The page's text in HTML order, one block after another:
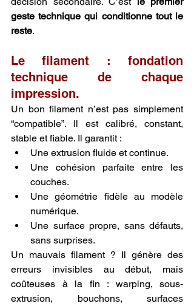
geste technique qui conditionne tout le
reste.
Le filament : fondation
technique de chaque
impression.
Un bon filament n’est pas simplement
“compatible”. Il est calibré, constant,
stable et fiable. Il garantit :
Une extrusion fluide et continue.
Une cohésion parfaite entre les
couches.
Une géométrie fidèle au modèle
numérique.
Une surface propre, sans défauts,
sans surprises.
Un mauvais filament ? Il génère des
erreurs invisibles au début, mais
coûteuses à la fin : warping, sous-
extrusion, bouchons, surfaces